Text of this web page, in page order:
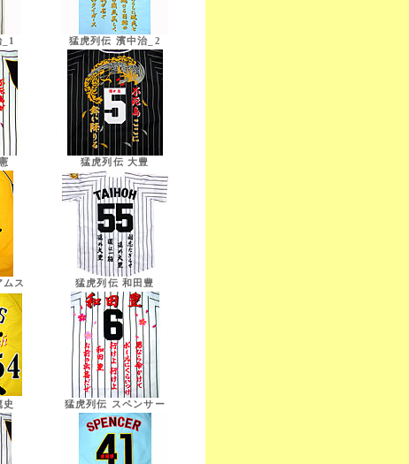
猛虎列伝 濱中治_2
猛虎列伝 大豊
ス 猛虎列伝 和田豊
史 猛虎列伝 スペンサー